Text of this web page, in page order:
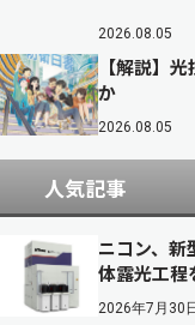
2026.08.05
【解説】
か
2026.08.05
人気記事
ニコン、
体露光工程
2026年7月30